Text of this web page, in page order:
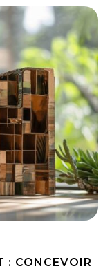
: CONCEVOIR